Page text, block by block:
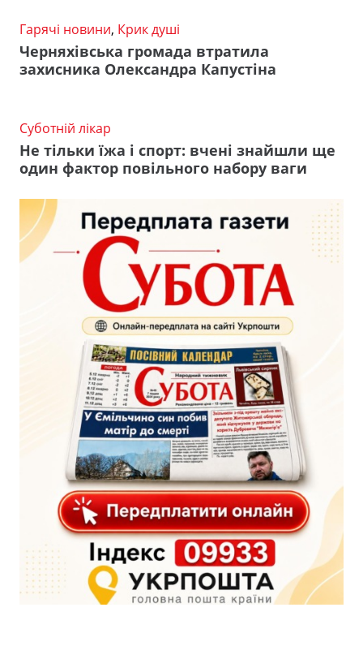
Гарячі новини, Крик душі
Черняхівська громада втратила
захисника Олександра Капустіна
Суботній лікар
Не тільки їжа і спорт: вчені знайшли ще
один фактор повільного набору ваги